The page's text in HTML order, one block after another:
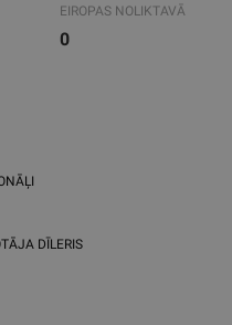
EIROPAS NOLIKTAVĀ
0
DĪLERIS